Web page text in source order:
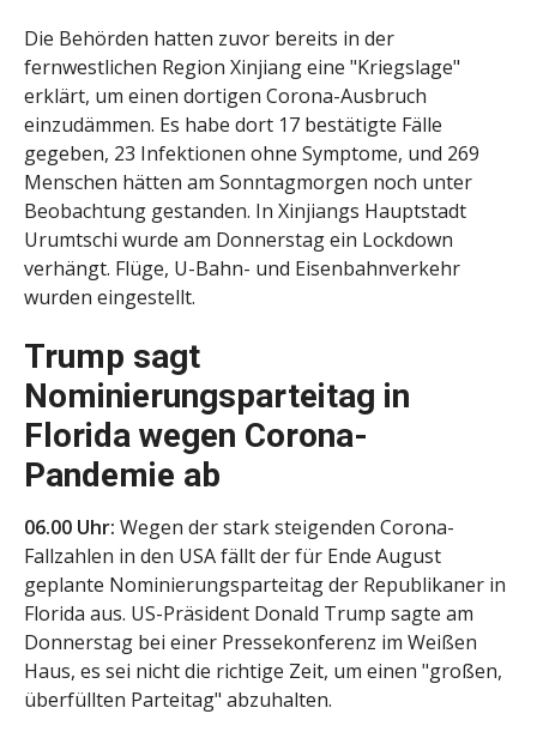
Die Behörden hatten zuvor bereits in der
fernwestlichen Region Xinjiang eine "Kriegslage"
erklärt, um einen dortigen Corona-Ausbruch
einzudämmen. Es habe dort 17 bestätigte Fälle
gegeben, 23 Infektionen ohne Symptome, und 269
Menschen hätten am Sonntagmorgen noch unter
Beobachtung gestanden. In Xinjiangs Hauptstadt
Urumtschi wurde am Donnerstag ein Lockdown
verhängt. Flüge, U-Bahn- und Eisenbahnverkehr
wurden eingestellt.
Trump sagt
Nominierungsparteitag in
Florida wegen Corona-
Pandemie ab
06.00 Uhr: Wegen der stark steigenden Corona-
Fallzahlen in den USA fällt der für Ende August
geplante Nominierungsparteitag der Republikaner in
Florida aus. US-Präsident Donald Trump sagte am
Donnerstag bei einer Pressekonferenz im Weißen
Haus, es sei nicht die richtige Zeit, um einen "großen,
überfüllten Parteitag" abzuhalten.